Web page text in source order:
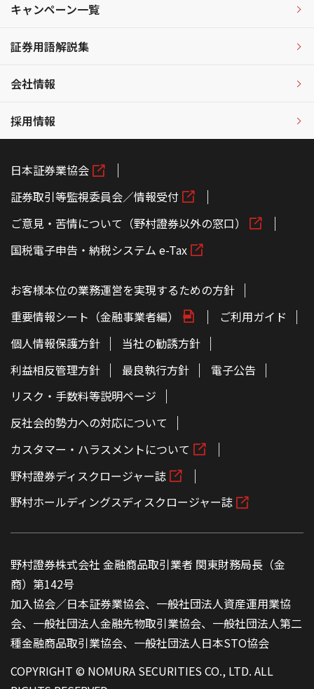
キャンペーン一覧
証券用語解説集
会社情報
採用情報
日本証券業協会
証券取引等監視委員会／情報受付
ご意見・苦情について（野村證券以外の窓口）
国税電子申告・納税システム e-Tax
お客様本位の業務運営を実現するための方針
重要情報シート（金融事業者編）
ご利用ガイド
個人情報保護方針
当社の勧誘方針
利益相反管理方針
最良執行方針
電子公告
リスク・手数料等説明ページ
反社会的勢力への対応について
カスタマー・ハラスメントについて
野村證券ディスクロージャー誌
野村ホールディングスディスクロージャー誌
野村證券株式会社 金融商品取引業者 関東財務局長（金
商）第142号
加入協会／日本証券業協会、一般社団法人資産運用業協
会、一般社団法人金融先物取引業協会、一般社団法人第二
種金融商品取引業協会、一般社団法人日本STO協会
COPYRIGHT © NOMURA SECURITIES CO., LTD. ALL